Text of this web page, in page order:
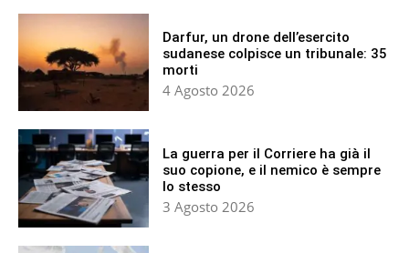
Darfur, un drone dell’esercito
sudanese colpisce un tribunale: 35
morti
4 Agosto 2026
La guerra per il Corriere ha già il
suo copione, e il nemico è sempre
lo stesso
3 Agosto 2026